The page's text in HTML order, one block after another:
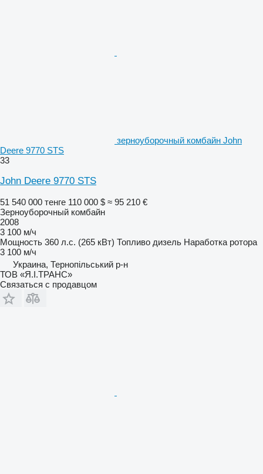
зерноуборочный комбайн John
Deere 9770 STS
33
John Deere 9770 STS
51 540 000 тенге 110 000 $ ≈ 95 210 €
Зерноуборочный комбайн
2008
3 100 м/ч
Мощность 360 л.с. (265 кВт) Топливо дизель Наработка ротора
3 100 м/ч
Украина, Тернопільський р-н
ТОВ «Я.І.ТРАНС»
Связаться с продавцом